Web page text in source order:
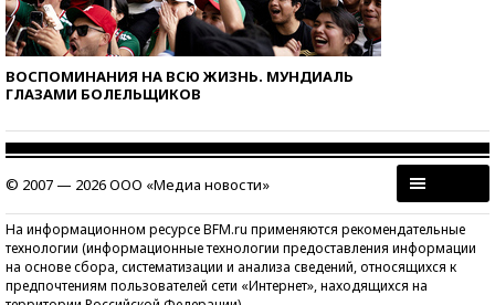
ВОСПОМИНАНИЯ НА ВСЮ ЖИЗНЬ. МУНДИАЛЬ
ГЛАЗАМИ БОЛЕЛЬЩИКОВ
© 2007 — 2026 ООО «Медиа новости»
На информационном ресурсе BFM.ru применяются рекомендательные
технологии (информационные технологии предоставления информации
на основе сбора, систематизации и анализа сведений, относящихся к
предпочтениям пользователей сети «Интернет», находящихся на